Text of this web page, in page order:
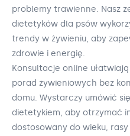
problemy trawienne. Nasz
dietetyków dla psów
trendy w żywieniu, aby
zdrowie i energię.
Konsultacje online
porad żywieniowych bez
domu. Wystarczy umówić
dietetykiem, aby otrzymać
dostosowany do wieku,